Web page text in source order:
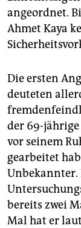
angeordnet.
Ahmet Kaya
Die ersten
deuteten
der 69-jährige
vor seinem
gearbeitet
Unbekannter.
bereits zwei
Mal hat er